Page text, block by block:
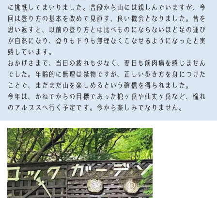
に挑戦してまいりました。普段から山には親しんでいますが、今
回は登り方の基本を改めて見直す、良い機会となりました。昔を
思い返すと、以前の登り方とは比べものにならないほど足の運び
が自然になり、登りも下りも無理なくこなせるようになったと実
感しています。
おかげさまで、当日の疲れも少なく、翌日も筋肉痛を感じません
でした。年齢的に無理は禁物ですが、正しい歩き方を身につけた
ことで、まだまだ山を楽しめるという確信を得られました。
今年は、かねてからの目標であった槍ヶ岳や仙丈ヶ岳など、憧れ
のアルプスへ行く予定です。今から楽しみでなりません。